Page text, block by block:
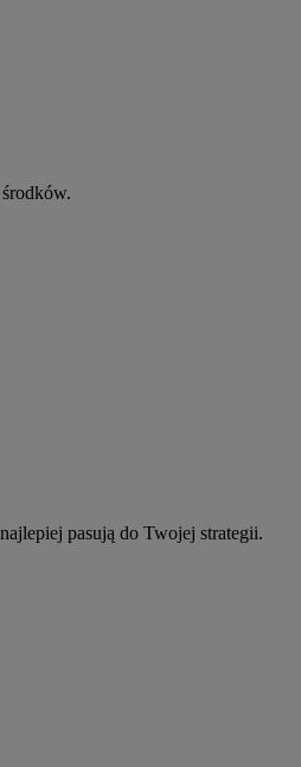
pasują do Twojej strategii.